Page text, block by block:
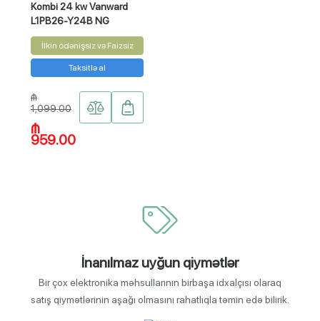
Kombi 24 kw Vanward
L1PB26-Y24B NG
İlkin ödənişsiz və Faizsiz
Taksitlə al
₼
1,099.00
₼
959.00
İnanılmaz uyğun qiymətlər
Bir çox elektronika məhsullarının birbaşa idxalçısı olaraq
satış qiymətlərinin aşağı olmasını rahatlıqla təmin edə bilirik.